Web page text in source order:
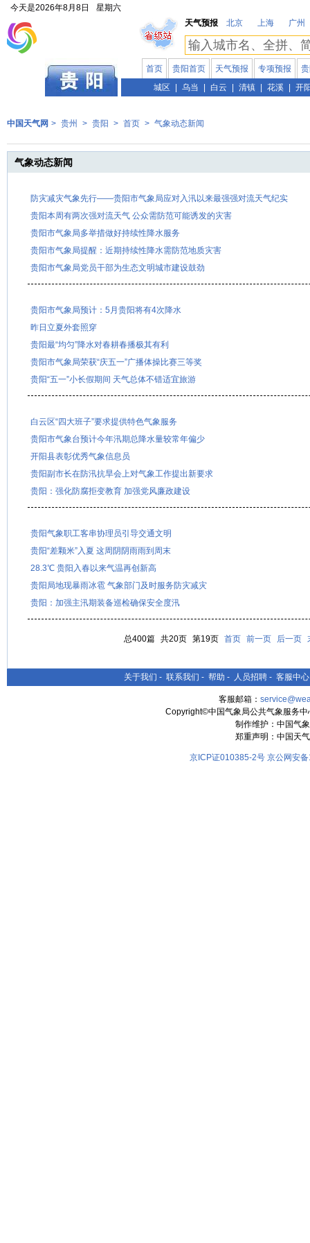
今天是2026年8月8日
星期六
天气预报
北京 上海 广州
首页 贵阳首页 天气预报 专项预报
城区
乌当 白云 清镇 花溪 开
中国天气网 > 贵州 > 贵阳 > 首页 > 气象动态新闻
气象动态新闻
防灾减灾气象先行——贵阳市气象局应对入汛以来最强强对流天气纪实
贵阳本周有两次强对流天气 公众需防范可能诱发的灾害
贵阳市气象局多举措做好持续性降水服务
贵阳市气象局提醒：近期持续性降水需防范地质灾害
贵阳市气象局党员干部为生态文明城市建设鼓劲
贵阳市气象局预计：5月贵阳将有4次降水
昨日立夏外套照穿
贵阳最“均匀”降水对春耕春播极其有利
贵阳市气象局荣获“庆五一”广播体操比赛三等奖
贵阳“五一”小长假期间 天气总体不错适宜旅游
白云区“四大班子”要求提供特色气象服务
贵阳市气象台预计今年汛期总降水量较常年偏少
开阳县表彰优秀气象信息员
贵阳副市长在防汛抗旱会上对气象工作提出新要求
贵阳：强化防腐拒变教育 加强党风廉政建设
贵阳气象职工客串协理员引导交通文明
贵阳“差颗米”入夏 这周阴阴雨雨到周末
28.3℃ 贵阳入春以来气温再创新高
贵阳局地现暴雨冰雹 气象部门及时服务防灾减灾
贵阳：加强主汛期装备巡检确保安全度汛
总400篇 共20页 第19页 首页 前一页 后一页
关于我们 - 联系我们 - 帮助 - 人员招聘 - 客服中心
客服邮箱：
Copyright©中国气象局公共气象服务
制作维护：中国气
郑重声明：中国天
京ICP证010385-2号 京公网安